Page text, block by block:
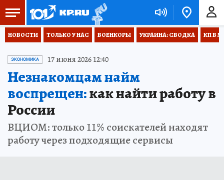
НОВОСТИ ТОЛЬКО У НАС ВОЕНКОРЫ УКРАИНА: СВОДКА КП В
ЭКОНОМИКА 17 июня 2026 12:40
Незнакомцам найм
воспрещен:как найти работу в
России
ВЦИОМ: только 11% соискателей находят
работу через подходящие сервисы